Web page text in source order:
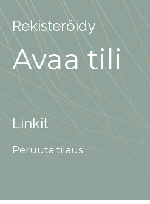
Rekisteröidy
Avaa tili
Linkit
Peruuta tilaus